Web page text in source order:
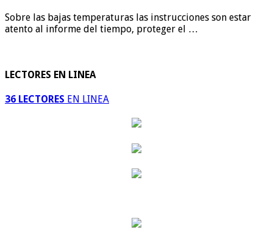
Sobre las bajas temperaturas las instrucciones son estar
atento al informe del tiempo, proteger el …
LECTORES EN LINEA
36 LECTORES EN LINEA